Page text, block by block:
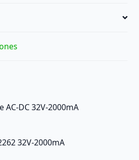
DC 32V-2000mA
32V-2000mA